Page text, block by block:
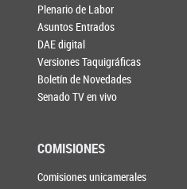
Plenario de Labor
Asuntos Entrados
DAE digital
Versiones Taquigráficas
Boletín de Novedades
Senado TV en vivo
COMISIONES
Comisiones unicamerales